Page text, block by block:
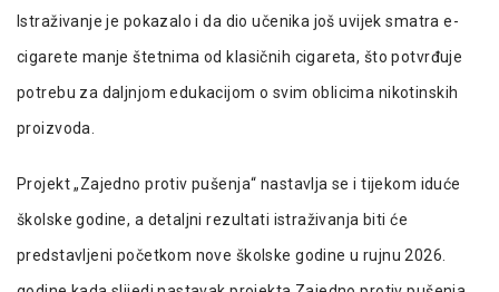
Istraživanje je pokazalo i da dio učenika još uvijek smatra e-
cigarete manje štetnima od klasičnih cigareta, što potvrđuje
potrebu za daljnjom edukacijom o svim oblicima nikotinskih
proizvoda.
Projekt „Zajedno protiv pušenja“ nastavlja se i tijekom iduće
školske godine, a detaljni rezultati istraživanja biti će
predstavljeni početkom nove školske godine u rujnu 2026.